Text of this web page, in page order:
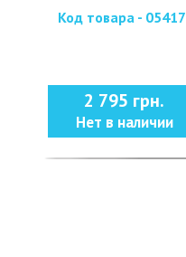
Код товара - 05417
2 795 грн.
Нет в наличии